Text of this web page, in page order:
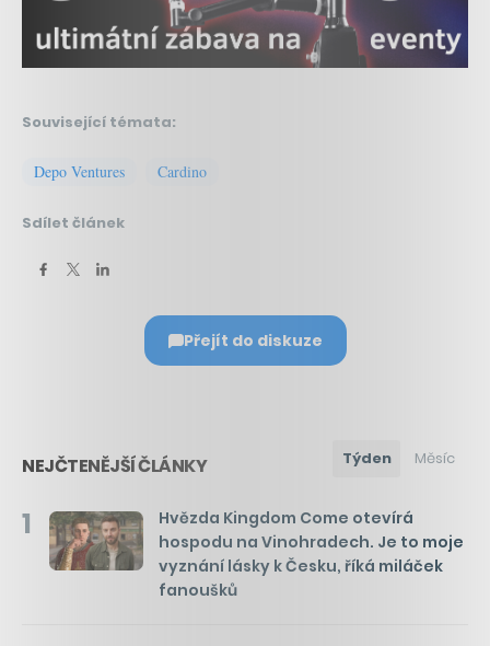
Související témata:
Depo Ventures Cardino
Sdílet článek
Přejít do diskuze
NEJČTENĚJŠÍ ČLÁNKY Týden Měsíc
1
Hvězda Kingdom Come otevírá
hospodu na Vinohradech. Je to moje
vyznání lásky k Česku, říká miláček
fanoušků